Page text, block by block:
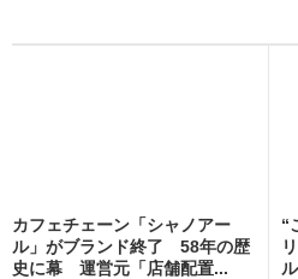
カフェチェーン「シャノアー
ル」がブランド終了 58年の歴
史に幕 運営元「店舗配置...
“